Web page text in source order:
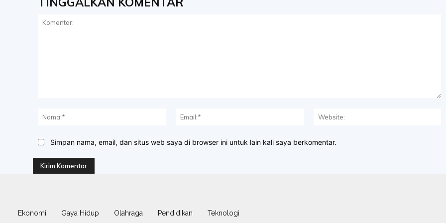
Nama:*
Email:*
Simpan nama, email, dan situs web saya di browser ini untuk lain kali saya berkomentar.
Ekonomi Gaya Hidup Olahraga Pendidikan Teknologi